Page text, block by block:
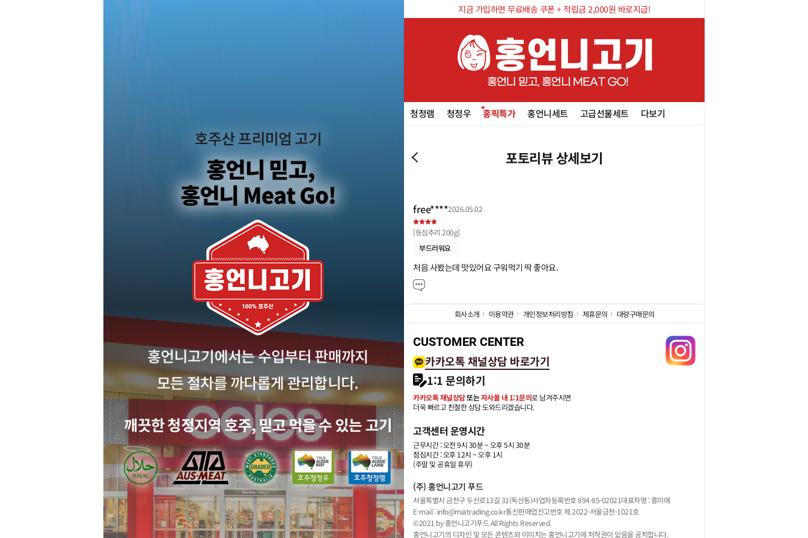
지금 가입하면 무료배송 쿠폰 + 적립금 2,000원 바로지급!
청정램 청정우 홍픽특가 홍언니세트 고급선물세트 다보기
포토리뷰 상세보기
free****2026.05.02
[등심추리 200g]
부드러워요
처음 사봤는데 맛있어요 구워먹기 딱 좋아요.
회사소개 이용약관 개인정보처리방침 제휴문의 대량구매문의
CUSTOMER CENTER
카카오톡 채널상담 바로가기
1:1 문의하기
카카오톡 채널상담또는자사몰 내 1:1문의로 남겨주시면
더욱 빠르고 친절한 상담 도와드리겠습니다.
고객센터 운영시간
근무시간 : 오전 9시 30분 ~ 오후 5시 30분
점심시간 : 오후 12시 ~ 오후 1시
(주말 및 공휴일 휴무)
(주) 홍언니고기 푸드
서울특별시 금천구 두산로13길 31(독산동)사업자등록번호 894-85-02021대표자명 : 홍미애
E-mail : info@miatrading.co.kr통신판매업신고번호 제 2022-서울금천-1021호
©2021 by 홍언니고기푸드 All Rights Reserved.
홍언니고기의 디자인 및 모든 콘텐츠와 이미지는 홍언니고기에 저작권이 있음을 공지합니다.